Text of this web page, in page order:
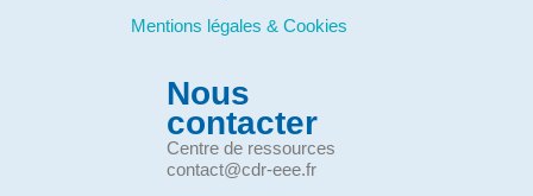
Mentions légales & Cookies
Nous
contacter
Centre de ressources
contact@cdr-eee.fr